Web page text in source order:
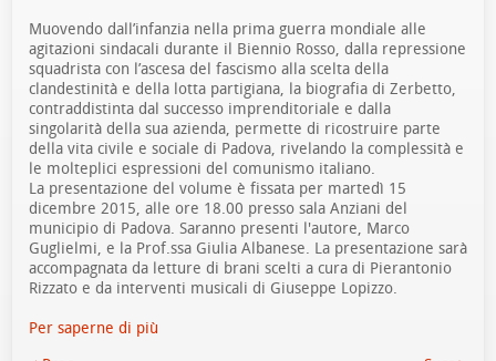
Muovendo dall’infanzia nella prima guerra mondiale alle
agitazioni sindacali durante il Biennio Rosso, dalla repressione
squadrista con l’ascesa del fascismo alla scelta della
clandestinità e della lotta partigiana, la biografia di Zerbetto,
contraddistinta dal successo imprenditoriale e dalla
singolarità della sua azienda, permette di ricostruire parte
della vita civile e sociale di Padova, rivelando la complessità e
le molteplici espressioni del comunismo italiano.
La presentazione del volume è fissata per martedì 15
dicembre 2015, alle ore 18.00 presso sala Anziani del
municipio di Padova. Saranno presenti l'autore, Marco
Guglielmi, e la Prof.ssa Giulia Albanese. La presentazione sarà
accompagnata da letture di brani scelti a cura di Pierantonio
Rizzato e da interventi musicali di Giuseppe Lopizzo.
Per saperne di più